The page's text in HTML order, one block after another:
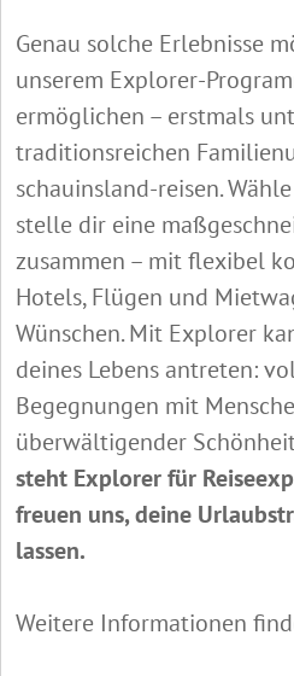
Genau solche Erlebnisse
unserem Explorer-
ermöglichen – erstmals
traditionsreichen
schauinsland-reisen.
stelle dir eine
zusammen – mit flexibel
Hotels, Flügen und
Wünschen. Mit Explorer
deines Lebens antreten:
Begegnungen mit
überwältigender
steht Explorer für
freuen uns, deine
lassen.
Weitere Informationen